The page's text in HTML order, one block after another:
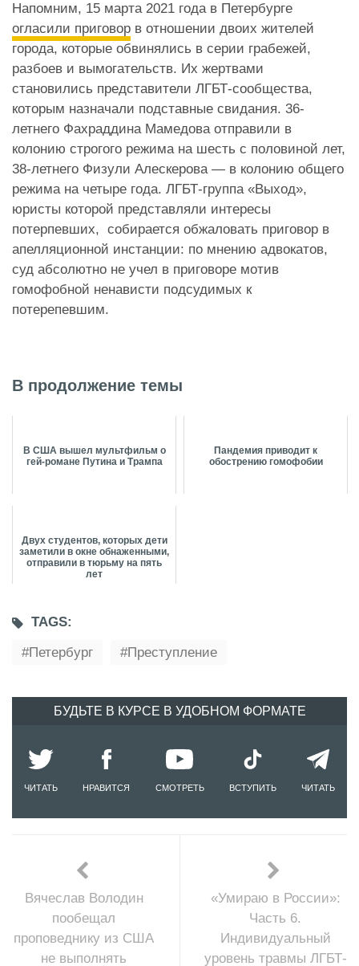
Напомним, 15 марта 2021 года в Петербурге
огласили приговор в отношении двоих жителей
города, которые обвинялись в серии грабежей,
разбоев и вымогательств. Их жертвами
становились представители ЛГБТ-сообщества,
которым назначали подставные свидания. 36-
летнего Фахраддина Мамедова отправили в
колонию строгого режима на шесть с половиной лет,
38-летнего Физули Алескерова — в колонию общего
режима на четыре года. ЛГБТ-группа «Выход»,
юристы которой представляли интересы
потерпевших, собирается обжаловать приговор в
апелляционной инстанции: по мнению адвокатов,
суд абсолютно не учел в приговоре мотив
гомофобной ненависти подсудимых к
потерепевшим.
В продолжение темы
В США вышел мультфильм о
гей-романе Путина и Трампа
Пандемия приводит к
обострению гомофобии
Двух студентов, которых дети
заметили в окне обнаженными,
отправили в тюрьму на пять
лет
TAGS:
Петербург
Преступление
БУДЬТЕ В КУРСЕ В УДОБНОМ ФОРМАТЕ
ЧИТАТЬ НРАВИТСЯ СМОТРЕТЬ ВСТУПИТЬ ЧИТАТЬ
Вячеслав Володин
пообещал
проповеднику из США
не выполнять
«Умираю в России»:
Часть 6.
Индивидуальный
уровень травмы ЛГБТ-